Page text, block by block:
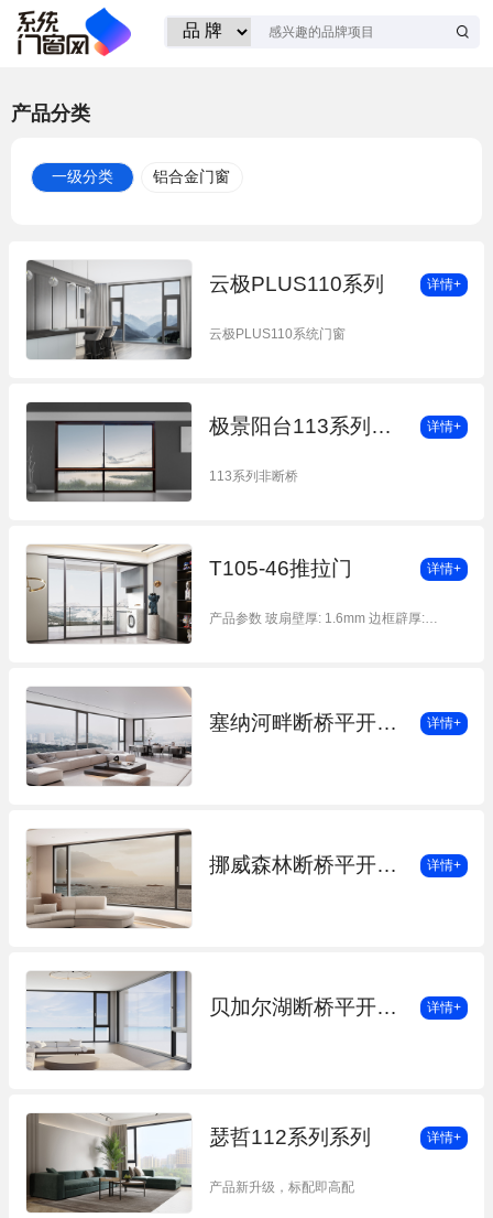
产品分类
一级分类 铝合金门窗
云极PLUS110系列 详情+
云极PLUS110系统门窗
极景阳台113系列非断桥极窄推拉窗 详情+
113系列非断桥
T105-46推拉门 详情+
产品参数 玻扇壁厚: 1.6mm 边框辟厚:
三轨三扇、三轨六扇、可带固定 产品颜色 氟
碳黑、轻奢白、轻奢灰、保时捷蓝
塞纳河畔断桥平开窗（外开） 详情+
挪威森林断桥平开窗（双内开） 详情+
贝加尔湖断桥平开窗（双内开） 详情+
瑟哲112系列系列 详情+
产品新升级，标配即高配